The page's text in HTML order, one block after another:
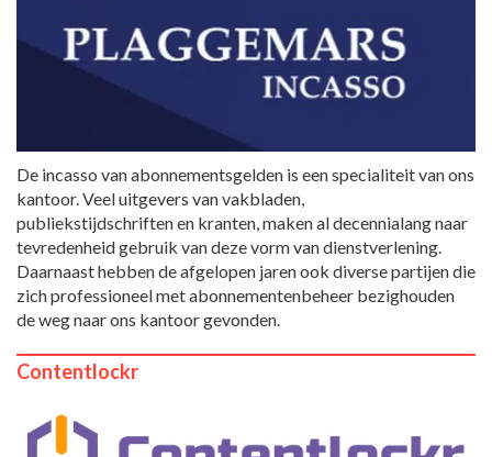
De incasso van abonnementsgelden is een specialiteit van ons
kantoor. Veel uitgevers van vakbladen,
publiekstijdschriften en kranten, maken al decennialang naar
tevredenheid gebruik van deze vorm van dienstverlening.
Daarnaast hebben de afgelopen jaren ook diverse partijen die
zich professioneel met abonnementenbeheer bezighouden
de weg naar ons kantoor gevonden.
Contentlockr